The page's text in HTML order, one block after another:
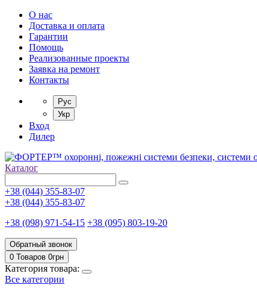
О нас
Доставка и оплата
Гарантии
Помощь
Реализованные проекты
Заявка на ремонт
Контакты
Рус
Укр
Вход
Дилер
Каталог
+38 (044) 355-83-07
+38 (044) 355-83-07
+38 (098) 971-54-15 +38 (095) 803-19-20
Обратный звонок
0 Товаров 0грн
Категория товара:
Все категории